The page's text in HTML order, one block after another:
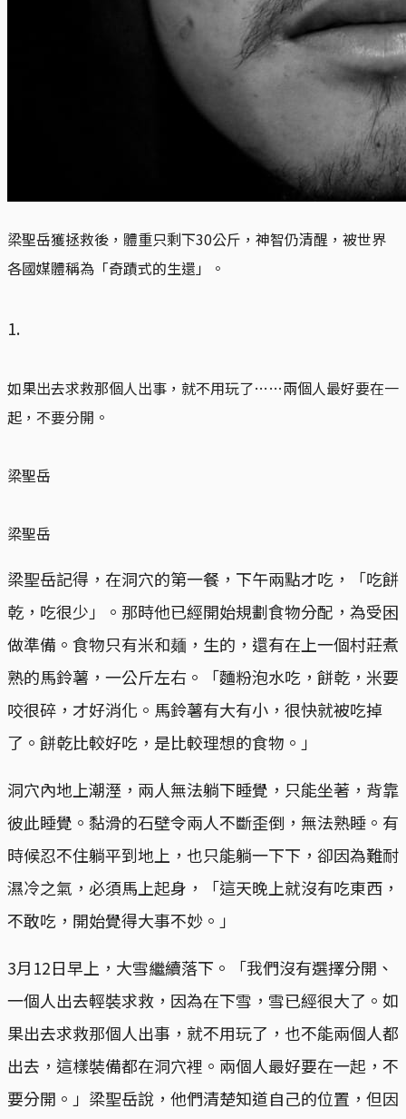
梁聖岳獲拯救後，體重只剩下30公斤，神智仍清醒，被世界
各國媒體稱為「奇蹟式的生還」。
1.
如果出去求救那個人出事，就不用玩了……兩個人最好要在一
起，不要分開。
梁聖岳
梁聖岳
梁聖岳記得，在洞穴的第一餐，下午兩點才吃，「吃餅
乾，吃很少」。那時他已經開始規劃食物分配，為受困
做準備。食物只有米和麺，生的，還有在上一個村莊煮
熟的馬鈴薯，一公斤左右。「麵粉泡水吃，餅乾，米要
咬很碎，才好消化。馬鈴薯有大有小，很快就被吃掉
了。餅乾比較好吃，是比較理想的食物。」
洞穴內地上潮溼，兩人無法躺下睡覺，只能坐著，背靠
彼此睡覺。黏滑的石壁令兩人不斷歪倒，無法熟睡。有
時候忍不住躺平到地上，也只能躺一下下，卻因為難耐
濕冷之氣，必須馬上起身，「這天晚上就沒有吃東西，
不敢吃，開始覺得大事不妙。」
3月12日早上，大雪繼續落下。「我們沒有選擇分開、
一個人出去輕裝求救，因為在下雪，雪已經很大了。如
果出去求救那個人出事，就不用玩了，也不能兩個人都
出去，這樣裝備都在洞穴裡。兩個人最好要在一起，不
要分開。」梁聖岳說，他們清楚知道自己的位置，但因